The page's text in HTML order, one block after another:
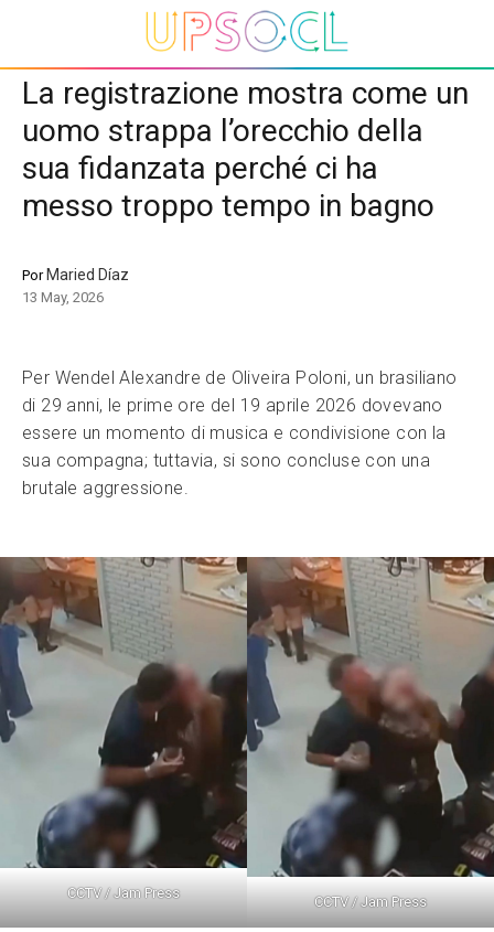
La registrazione mostra come un
uomo strappa l’orecchio della
sua fidanzata perché ci ha
messo troppo tempo in bagno
Por Maried Díaz
13 May, 2026
Per Wendel Alexandre de Oliveira Poloni, un brasiliano
di 29 anni, le prime ore del 19 aprile 2026 dovevano
essere un momento di musica e condivisione con la
sua compagna; tuttavia, si sono concluse con una
brutale aggressione.
CCTV / Jam Press
CCTV / Jam Press